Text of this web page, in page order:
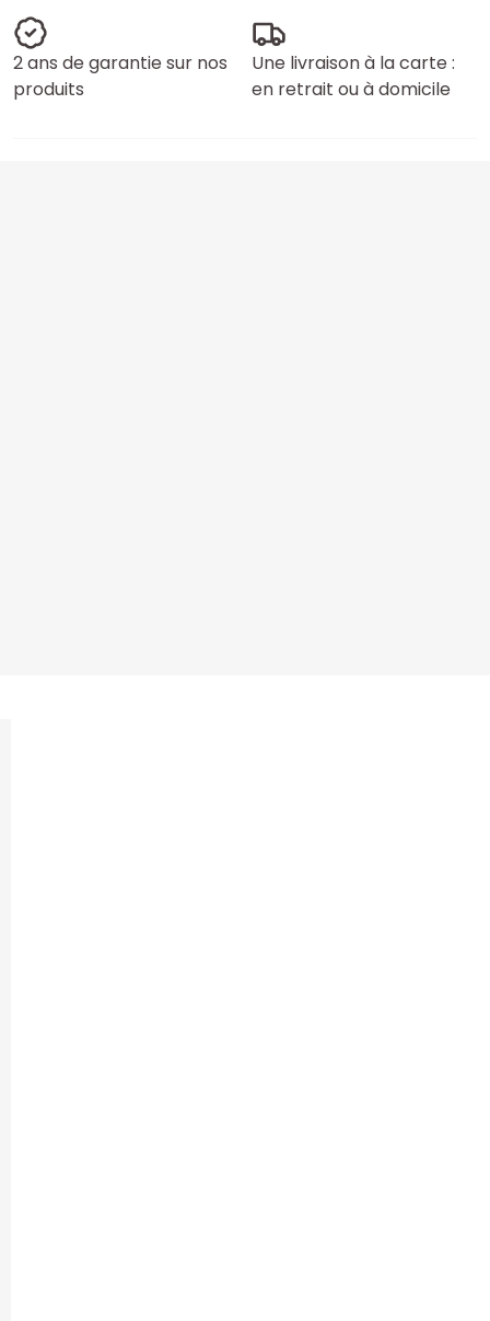
2 ans de garantie sur nos
produits
Une livraison à la carte :
en retrait ou à domicile